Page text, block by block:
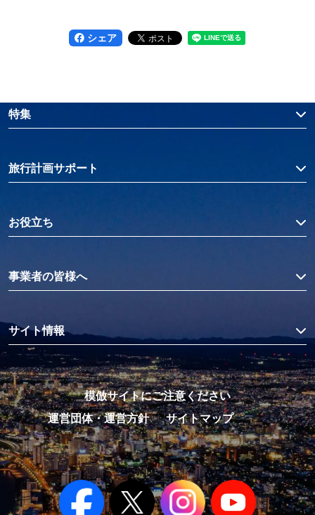
シェア
特集
旅行計画サポート
お役立ち
事業者の皆様へ
サイト情報
模倣サイトにご注意ください
運営団体・運営方針
サイトマップ